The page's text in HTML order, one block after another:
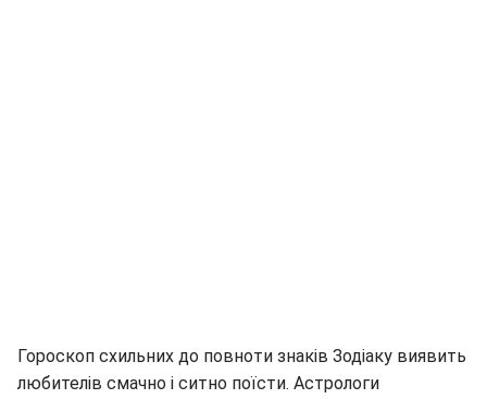
Гороскоп схильних до повноти знаків Зодіаку виявить
любителів смачно і ситно поїсти. Астрологи